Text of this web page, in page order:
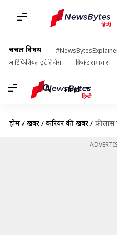
चर्चित विषय
आर्टिफिशियल इंटेलिजेंस
क्रिकेट समाचार
Hindi
होम / खबरें / करियर की खबरें / फ्रीलांस जॉब